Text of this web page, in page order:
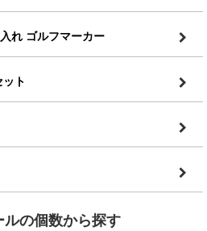
れ ゴルフマーカー
ト
ルの個数から探す